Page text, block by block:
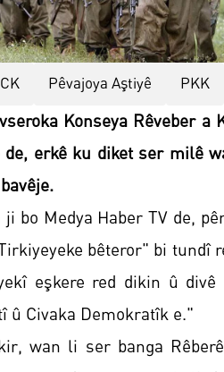
Pêvajoya Aştiyê PKK
Konseya Rêveber
de, erkê ku diket ser milê
bo Medya Haber TV de,
bêteror" bi tundî
eşkere red dikin û
û Civaka Demokratîk e."
wan li ser banga